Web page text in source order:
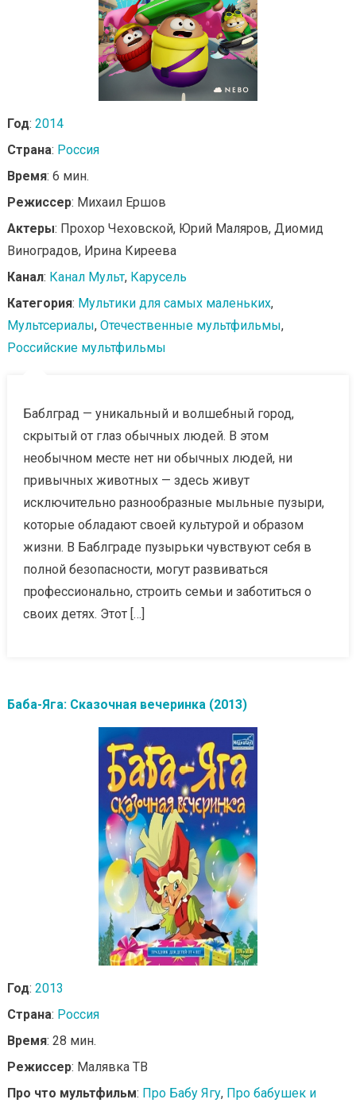
Год: 2014
Страна: Россия
Время: 6 мин.
Режиссер: Михаил Ершов
Актеры: Прохор Чеховской, Юрий Маляров, Диомид
Виноградов, Ирина Киреева
Канал: Канал Мульт, Карусель
Категория: Мультики для самых маленьких,
Мультсериалы, Отечественные мультфильмы,
Российские мультфильмы
Баблград — уникальный и волшебный город,
скрытый от глаз обычных людей. В этом
необычном месте нет ни обычных людей, ни
привычных животных — здесь живут
исключительно разнообразные мыльные пузыри,
которые обладают своей культурой и образом
жизни. В Баблграде пузырьки чувствуют себя в
полной безопасности, могут развиваться
профессионально, строить семьи и заботиться о
своих детях. Этот […]
Баба-Яга: Сказочная вечеринка (2013)
Год: 2013
Страна: Россия
Время: 28 мин.
Режиссер: Малявка ТВ
Про что мультфильм: Про Бабу Ягу, Про бабушек и